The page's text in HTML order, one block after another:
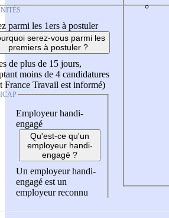
parmi les 1ers à postuler
serez-vous parmi les
premiers à postuler ?
de plus de 15 jours,
moins de 4 candidatures
France Travail est informé)
Employeur handi-
engagé
Qu'est-ce qu'un
employeur handi-
engagé ?
Un employeur handi-
engagé est un
employeur reconnu